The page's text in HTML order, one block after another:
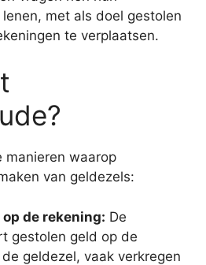
met als doel gestolen
te verplaatsen.
manieren waarop
van geldezels:
de rekening: De
gestolen geld op de
geldezel, vaak verkregen